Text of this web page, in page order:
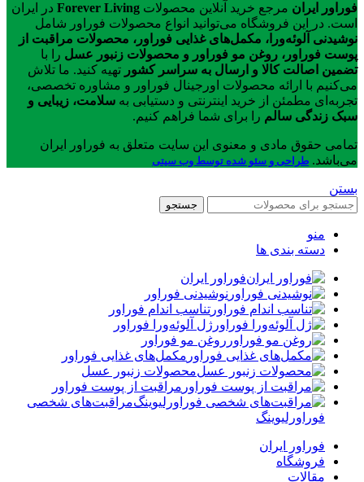
فوراور ایران مرجع خرید آنلاین محصولات Forever Living در ایران
است. در این فروشگاه می‌توانید انواع محصولات فوراور شامل
نوشیدنی آلوئه‌ورا، مکمل‌های غذایی فوراور، محصولات مراقبت از
پوست فوراور، روغن مو فوراور و محصولات زنبور عسل را با
تضمین اصالت کالا و ارسال به سراسر کشور تهیه کنید. ما تلاش
می‌کنیم با ارائه محصولات اورجینال فوراور و مشاوره تخصصی،
تجربه‌ای مطمئن از خرید اینترنتی و دستیابی به سلامت، زیبایی و
سبک زندگی سالم را برای شما فراهم کنیم.
تمامی حقوق مادی و معنوی این سایت متعلق به فوراور ایران
می‌باشد. طراحی و سئو شده توسط وب سیتی
بستن
جستجو
منو
دسته بندی ها
فوراور ایران
نوشیدنی فوراور
تناسب اندام فوراور
ژل آلوئه‌ورا فوراور
روغن مو فوراور
مکمل‌های غذایی فوراور
محصولات زنبور عسل
مراقبت از پوست فوراور
مراقبت‌های شخصی
فوراورلیوینگ
فوراور ایران
فروشگاه
مقالات